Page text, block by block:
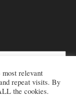
most relevant
repeat visits. By
the cookies.